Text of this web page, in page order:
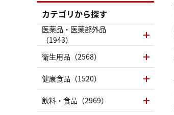
カテゴリから探す
医薬品・医薬部外品
（1943）
衛生用品（2568）
健康食品（1520）
飲料・食品（2969）